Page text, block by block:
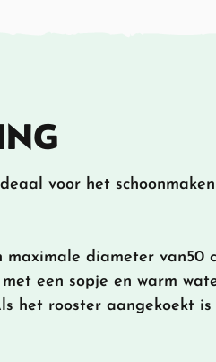
voor het
maximale diameter van50
een sopje en warm
het rooster aangekoekt